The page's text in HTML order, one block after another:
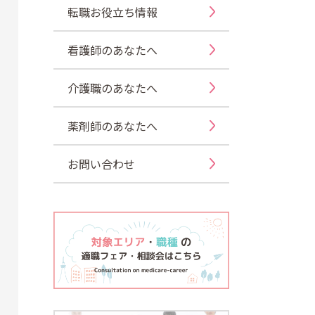
転職お役立ち情報
看護師のあなたへ
介護職のあなたへ
薬剤師のあなたへ
お問い合わせ